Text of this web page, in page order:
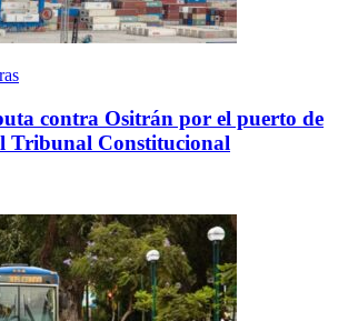
contra Ositrán por el puerto de
Tribunal Constitucional